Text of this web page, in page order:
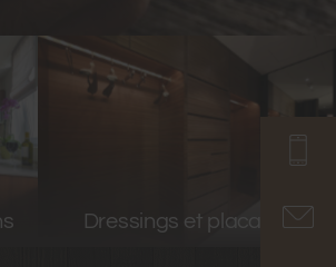
volets roulants et stores